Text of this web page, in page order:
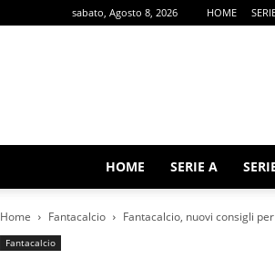
sabato, Agosto 8, 2026 HOME
HOME SERIE A
Home Fantacalcio Fantacalcio, nuovi consigli
Fantacalcio